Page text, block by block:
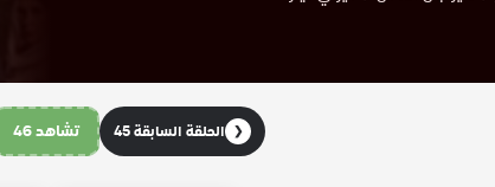
❮ الحلقة السابقة 45 تشاهد 46